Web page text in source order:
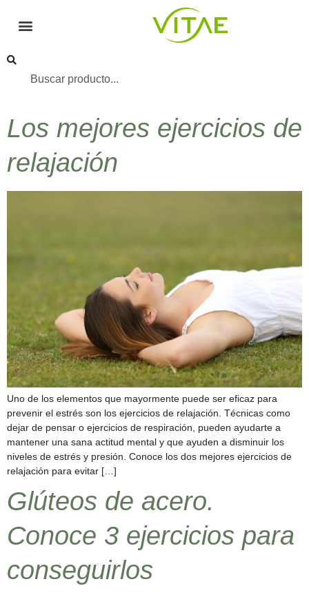
Los mejores ejercicios de
relajación
Uno de los elementos que mayormente puede ser eficaz para
prevenir el estrés son los ejercicios de relajación. Técnicas como
dejar de pensar o ejercicios de respiración, pueden ayudarte a
mantener una sana actitud mental y que ayuden a disminuir los
niveles de estrés y presión. Conoce los dos mejores ejercicios de
relajación para evitar […]
Glúteos de acero.
Conoce 3 ejercicios para
conseguirlos